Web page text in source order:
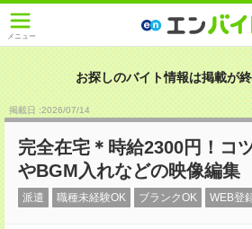
メニュー
お探しのバイト情報は掲載が終
掲載日 :2026/07/14
完全在宅＊時給2300円！コ
やBGM入れなどの映像編集
派遣 職種未経験OK ブランクOK WEB登